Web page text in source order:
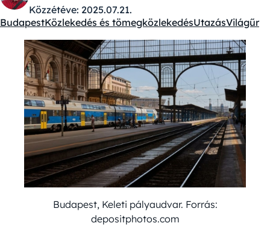
Közzétéve: 2025.07.21.
Kategóriák:
BudapestKözlekedés és tömegközlekedésUtazásVilágűr
Budapest, Keleti pályaudvar. Forrás:
depositphotos.com